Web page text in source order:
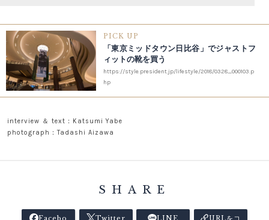
PICK UP
「東京ミッドタウン日比谷」でジャストフ
ィットの靴を買う
https://style.president.jp/lifestyle/2018/0328_000103.p
hp
interview ＆ text：Katsumi Yabe
photograph：Tadashi Aizawa
SHARE
Facebo Twitter LINE URLをコ